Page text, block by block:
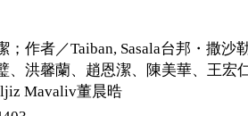
；作者／Taiban, Sasala台邦・撒沙
、洪馨蘭、趙恩潔、陳美華、王宏
Mavaliv董晨晧